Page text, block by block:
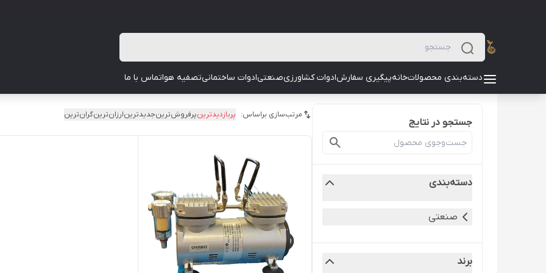
دسته‌بندی محصولاتخانهپیگیری سفارشادوات کشاورزیصنعتیادوات ساختمانیتصفیه هواتماس با ما
جستجو در نتایج
دسته‌بندی
صنعتی
برند
مرتب‌سازی براساس: پربازدیدترینپرفروش‌ترینجدیدترینارزان‌ترینگران‌ترین